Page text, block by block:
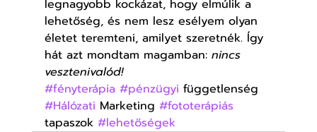
legnagyobb kockázat, hogy elmúlik a
lehetőség, és nem lesz esélyem olyan
életet teremteni, amilyet szeretnék. Így
hát azt mondtam magamban: nincs
vesztenivalód!
#fényterápia #pénzügyi függetlenség
#Hálózati Marketing #fototerápiás
tapaszok #lehetőségek